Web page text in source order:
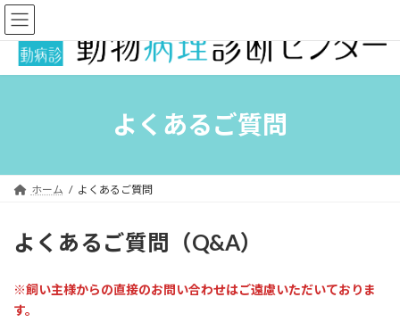
コ
ン
テ
ツ
ナ
ビ
ゲ
シ
よくあるご質問
ホーム よくあるご質問
よくあるご質問（Q&A）
※飼い主様からの直接のお問い合わせはご遠慮いただいておりま
す。